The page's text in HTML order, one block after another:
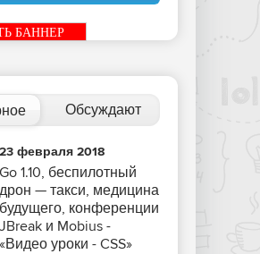
БАННЕР
Обсуждают
23 февраля 2018
Go 1.10, беспилотный
дрон — такси, медицина
будущего, конференции
JBreak и Mobius -
«Видео уроки - CSS»